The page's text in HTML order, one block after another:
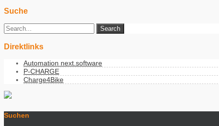
Suche
Direktlinks
Automation next.software
P-CHARGE
Charge4Bike
Suchen